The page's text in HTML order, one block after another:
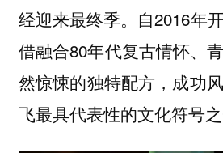
经迎来最终季。自2016年
借融合80年代复古情怀、
然惊悚的独特配方，成功
飞最具代表性的文化符号之